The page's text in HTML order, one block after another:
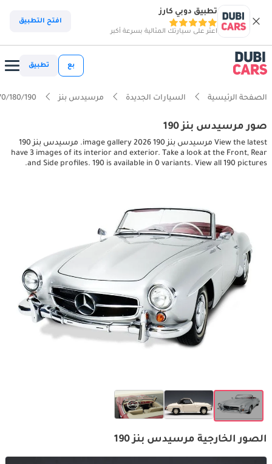
تطبيق دوبي كارز
اعثر على سيارتك المثالية بسرعة أكبر
افتح التطبيق
بع تطبيق
الصفحة الرئيسية السيارات الجديدة مرسيدس بنز 180/190
صور مرسيدس بنز 190
View the latest مرسيدس بنز 190 2026 image gallery. مرسيدس بنز 190
have 3 images of its interior and exterior. Take a look at the Front, Rear
and Side profiles. 190 is available in 0 variants. View all 190 pictures.
الصور الخارجية مرسيدس بنز 190